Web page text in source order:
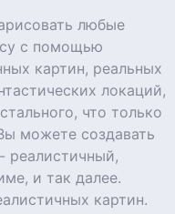
любые
с помощью
картин, реальных
локаций,
что только
можете создавать
реалистичный,
и так далее.
картин.